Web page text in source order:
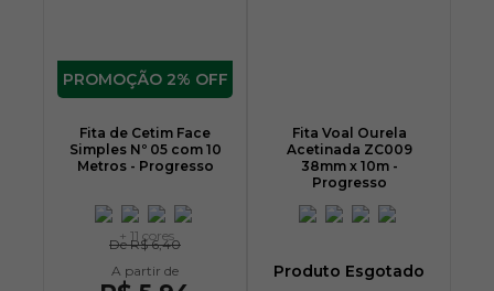
2% OFF
Fita de Cetim Face
Simples Nº 05 com 10
Metros - Progresso
+ 11 cores
DeR$ 6,40
Fita Voal Ourela
Acetinada ZC009
38mm x 10m -
Progresso
Produto Esgotado